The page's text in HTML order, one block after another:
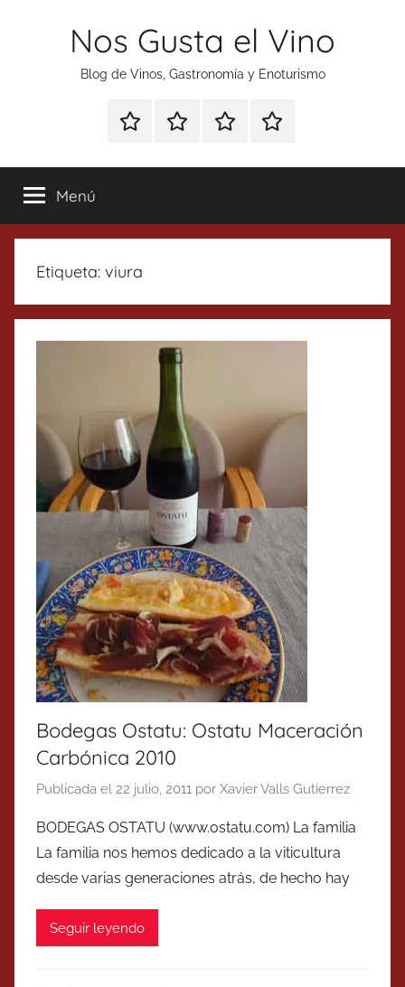
Nos Gusta el Vino
Blog de Vinos, Gastronomía y Enoturismo
Especial
Tonics
Enoturismo
Gastronomía
RankingContacto
Menú
Etiqueta: viura
Bodegas Ostatu: Ostatu Maceración
Carbónica 2010
Publicada el 22 julio, 2011 por Xavier Valls Gutierrez
BODEGAS OSTATU (www.ostatu.com) La familia
La familia nos hemos dedicado a la viticultura
desde varias generaciones atrás, de hecho hay
Seguir leyendo